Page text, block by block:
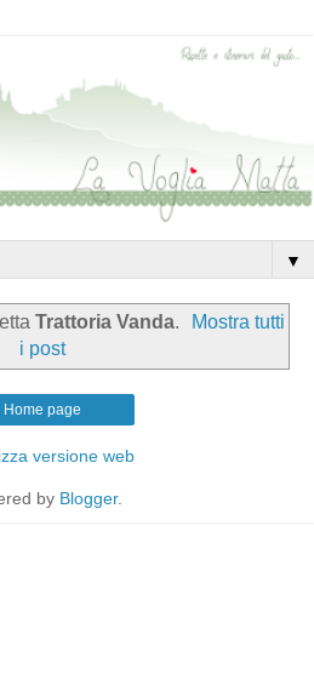
▼
Trattoria Vanda.
Mostra tutti
i post
Home page
versione web
by Blogger.